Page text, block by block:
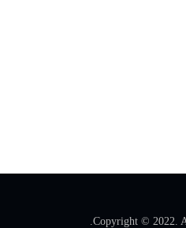
Copyright © 2022.